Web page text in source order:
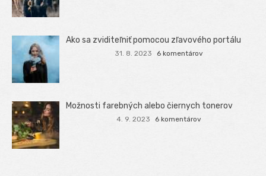
Ako sa zviditeľniť pomocou zľavového portálu
31. 8. 2023 6 komentárov
Možnosti farebných alebo čiernych tonerov
4. 9. 2023 6 komentárov